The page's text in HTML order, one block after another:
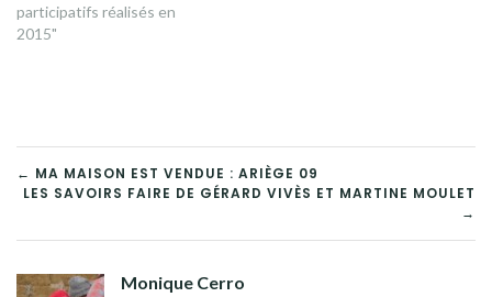
participatifs réalisés en
2015"
NAVIGATION
DE
L’ARTICLE
← MA MAISON EST VENDUE : ARIÈGE 09
LES SAVOIRS FAIRE DE GÉRARD VIVÈS ET MARTINE MOULET
→
Monique Cerro